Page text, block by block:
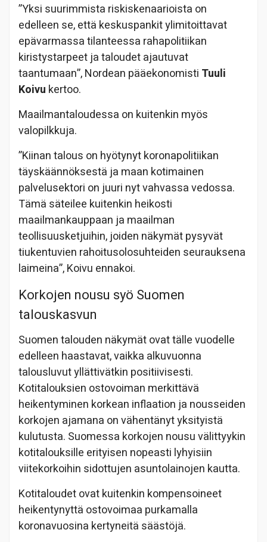
”Yksi suurimmista riskiskenaarioista on
edelleen se, että keskuspankit ylimitoittavat
epävarmassa tilanteessa rahapolitiikan
kiristystarpeet ja taloudet ajautuvat
taantumaan”, Nordean pääekonomisti Tuuli
Koivu kertoo.
Maailmantaloudessa on kuitenkin myös
valopilkkuja.
”Kiinan talous on hyötynyt koronapolitiikan
täyskäännöksestä ja maan kotimainen
palvelusektori on juuri nyt vahvassa vedossa.
Tämä säteilee kuitenkin heikosti
maailmankauppaan ja maailman
teollisuusketjuihin, joiden näkymät pysyvät
tiukentuvien rahoitusolosuhteiden seurauksena
laimeina”, Koivu ennakoi.
Korkojen nousu syö Suomen
talouskasvun
Suomen talouden näkymät ovat tälle vuodelle
edelleen haastavat, vaikka alkuvuonna
talousluvut yllättivätkin positiivisesti.
Kotitalouksien ostovoiman merkittävä
heikentyminen korkean inflaation ja nousseiden
korkojen ajamana on vähentänyt yksityistä
kulutusta. Suomessa korkojen nousu välittyykin
kotitalouksille erityisen nopeasti lyhyisiin
viitekorkoihin sidottujen asuntolainojen kautta.
Kotitaloudet ovat kuitenkin kompensoineet
heikentynyttä ostovoimaa purkamalla
koronavuosina kertyneitä säästöjä.